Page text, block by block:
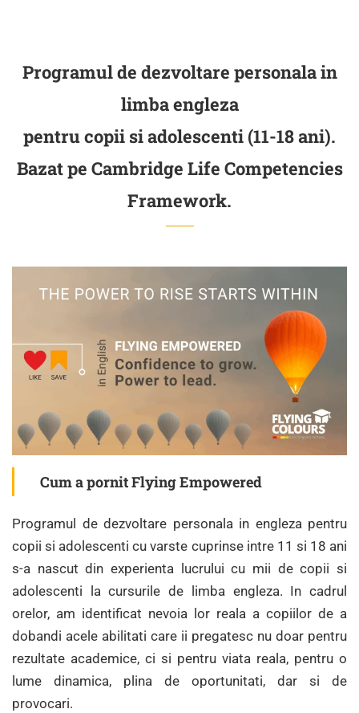
Programul de dezvoltare personala in
limba engleza
pentru copii si adolescenti (11-18 ani).
Bazat pe Cambridge Life Competencies
Framework.
Cum a pornit Flying Empowered
Programul de dezvoltare personala in engleza pentru
copii si adolescenti cu varste cuprinse intre 11 si 18 ani
s-a nascut din experienta lucrului cu mii de copii si
adolescenti la cursurile de limba engleza. In cadrul
orelor, am identificat nevoia lor reala a copiilor de a
dobandi acele abilitati care ii pregatesc nu doar pentru
rezultate academice, ci si pentru viata reala, pentru o
lume dinamica, plina de oportunitati, dar si de
provocari.